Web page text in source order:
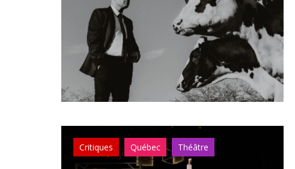
Critiques Québec Théâtre